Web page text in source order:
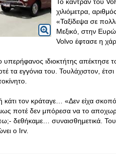
χιλιόμετρα,
«Ταξίδεψα σε
Μεξικό, στην
Volvo έφτασε η
υπερήφανος ιδιοκτήτης απέκτησε
τα εγγόνια του. Τουλάχιστον,
κάτι τον κράταγε… «Δεν είχα
ποτέ δεν μπόρεσα να το
δεθήκαμε… συναισθημετικά. Του
ο Irv.